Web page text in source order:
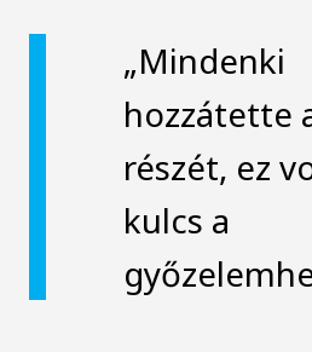
„Mindenki
hozzátette
részét, ez
kulcs a